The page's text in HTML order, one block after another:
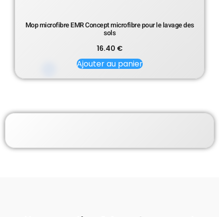
Mop microfibre EMR Concept microfibre pour le lavage des
sols
16.40 €
Ajouter au panier